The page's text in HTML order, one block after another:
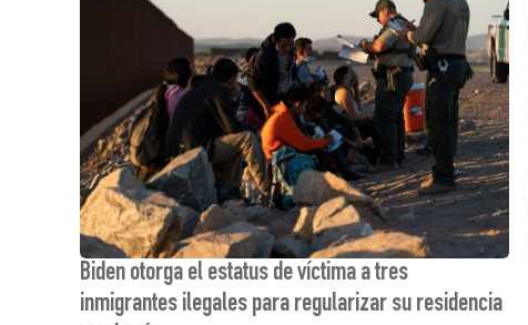
Biden otorga el estatus de víctima a tres
inmigrantes ilegales para regularizar su residencia